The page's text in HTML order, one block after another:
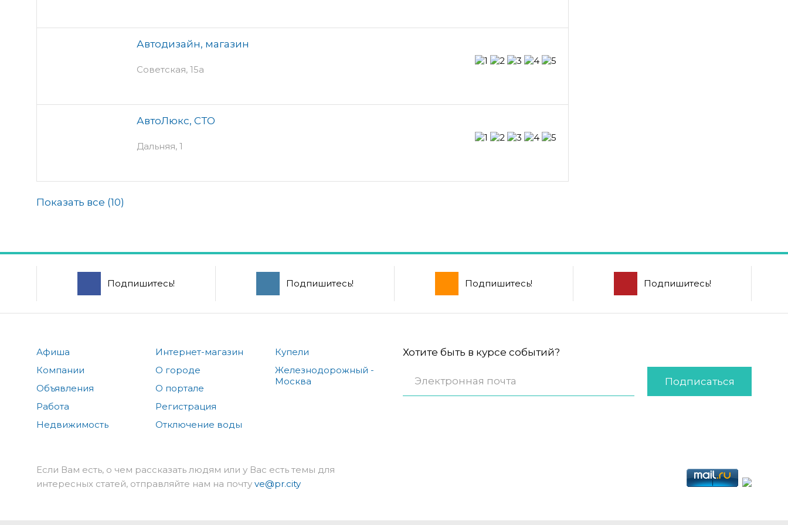
Автодизайн, магазин
Советская, 15а
АвтоЛюкс, СТО
Дальняя, 1
Показать все (10)
Подпишитесь! Подпишитесь! Подпишитесь! Подпишитесь!
Афиша
Компании
Объявления
Работа
Недвижимость
Интернет-магазин
О городе
О портале
Регистрация
Отключение воды
Купели
Железнодорожный -
Москва
Хотите быть в курсе событий?
Подписаться
Если Вам есть, о чем рассказать людям или у Вас есть темы для
интересных статей, отправляйте нам на почту ve@pr.city